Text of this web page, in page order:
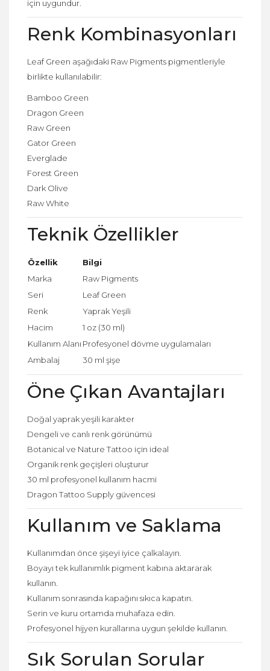
için uygundur.
Renk Kombinasyonları
Leaf Green aşağıdaki Raw Pigments pigmentleriyle
birlikte kullanılabilir:
Bamboo Green
Dragon Green
Raw Green
Gator Green
Everglade
Forest Green
Dark Olive
Raw White
Teknik Özellikler
Özellik
Bilgi
Marka
Raw Pigments
Seri
Leaf Green
Renk
Yaprak Yeşili
Hacim
1 oz (30 ml)
Kullanım Alanı Profesyonel dövme uygulamaları
Ambalaj
30 ml şişe
Öne Çıkan Avantajları
Doğal yaprak yeşili karakter
Dengeli ve canlı renk görünümü
Botanical ve Nature Tattoo için ideal
Organik renk geçişleri oluşturur
30 ml profesyonel kullanım hacmi
Dragon Tattoo Supply güvencesi
Kullanım ve Saklama
Kullanımdan önce şişeyi iyice çalkalayın.
Boyayı tek kullanımlık pigment kabına aktararak
kullanın.
Kullanım sonrasında kapağını sıkıca kapatın.
Serin ve kuru ortamda muhafaza edin.
Profesyonel hijyen kurallarına uygun şekilde kullanın.
Sık Sorulan Sorular